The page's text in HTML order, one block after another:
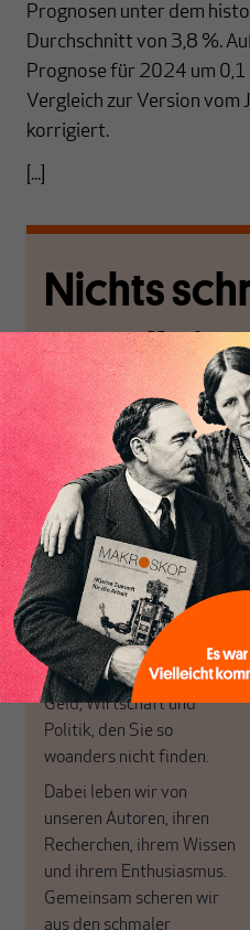
Inhaltsverzeichnis
Prognosen unter dem
Durchschnitt von 3,8 %.
Prognose für 2024 um
Vergleich zur Version vom
korrigiert.
[...]
Nichts
von allein!
Nur für Abonnenten
MAKROSKOP analysiert
wirtschaftspolitische
Themen aus einer
postkeynesianischen
Perspektive und ist damit
in Deutschland einzigartig.
MAKROSKOP steht für
das große Ganze. Wir
haben einen Blick auf
Geld, Wirtschaft und
Politik, den Sie so
woanders nicht finden.
Dabei leben wir von
unseren Autoren, ihren
Recherchen, ihrem Wissen
und ihrem Enthusiasmus.
Gemeinsam scheren wir
aus den schmaler